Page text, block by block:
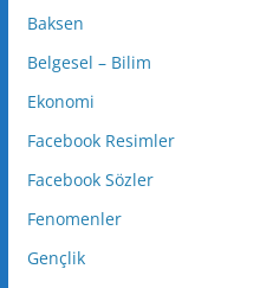
Baksen
Belgesel – Bilim
Ekonomi
Facebook Resimler
Facebook Sözler
Fenomenler
Gençlik